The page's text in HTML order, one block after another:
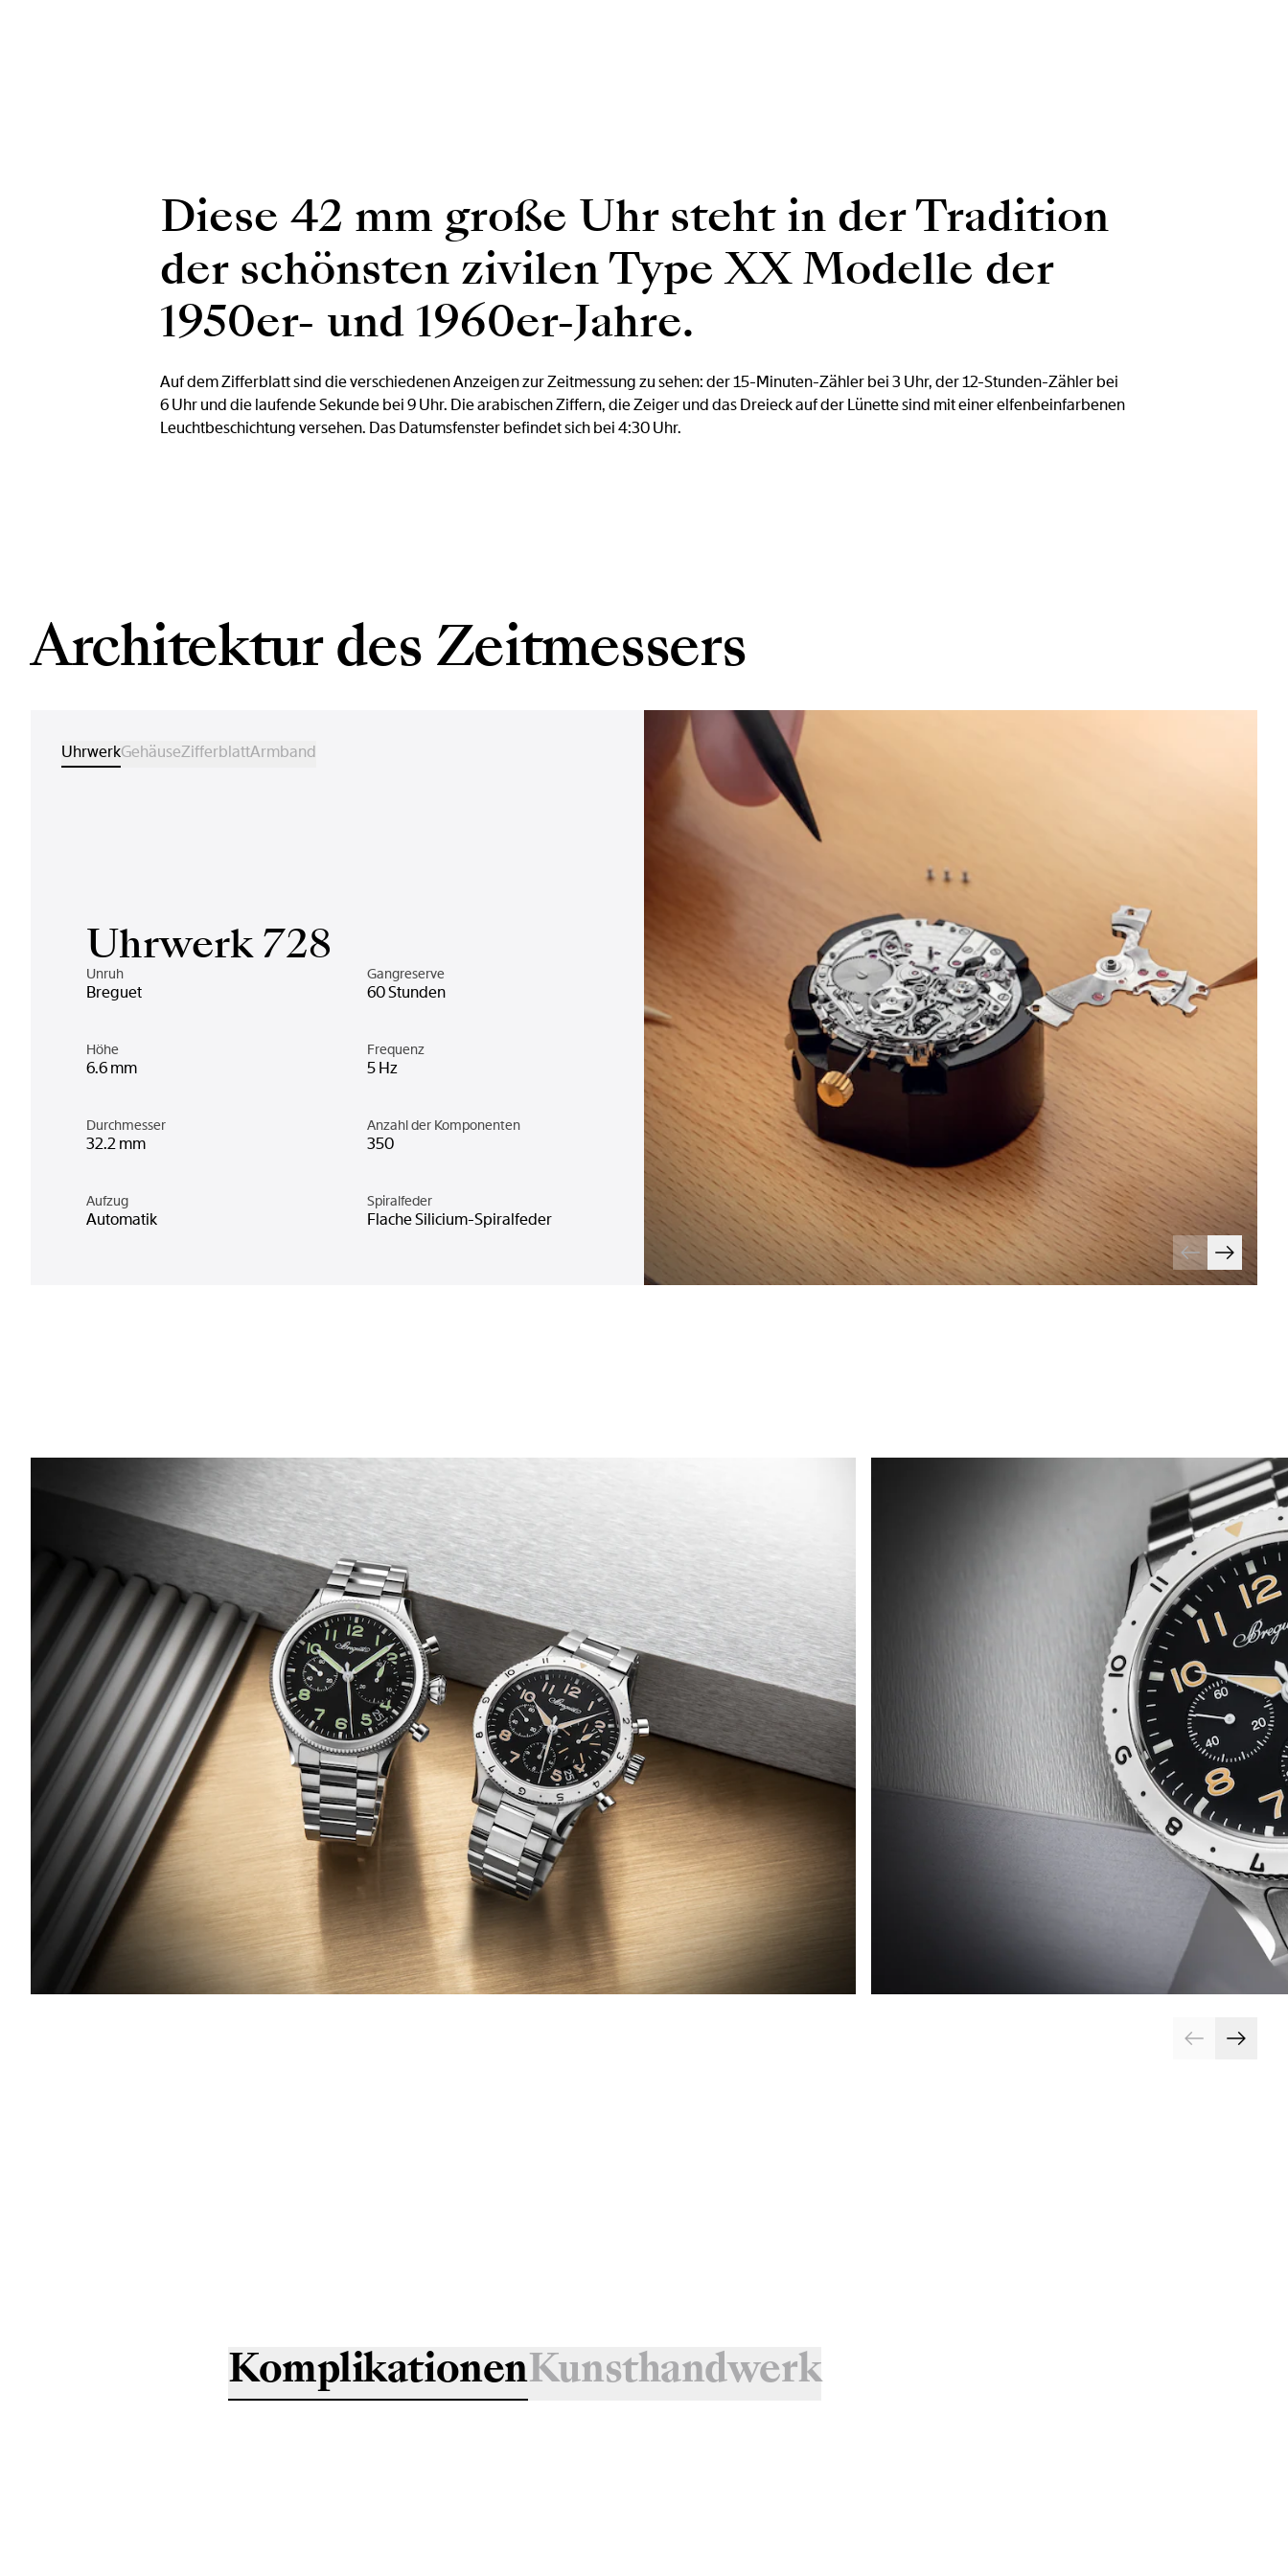
Diese 42 mm große Uhr steht in der Tradition
der schönsten zivilen Type XX Modelle der
1950er- und 1960er-Jahre.
Auf dem Zifferblatt sind die verschiedenen Anzeigen zur Zeitmessung zu sehen: der 15-Minuten-Zähler bei 3 Uhr, der 12-Stunden-Zähler bei
6 Uhr und die laufende Sekunde bei 9 Uhr. Die arabischen Ziffern, die Zeiger und das Dreieck auf der Lünette sind mit einer elfenbeinfarbenen
Leuchtbeschichtung versehen. Das Datumsfenster befindet sich bei 4:30 Uhr.
Architektur des Zeitmessers
UhrwerkGehäuseZifferblattArmband
Uhrwerk 728
Unruh
Breguet
Gangreserve
60 Stunden
Höhe
6.6 mm
Frequenz
5 Hz
Durchmesser
32.2 mm
Anzahl der Komponenten
350
Aufzug
Automatik
Spiralfeder
Flache Silicium-Spiralfeder
KomplikationenKunsthandwerk